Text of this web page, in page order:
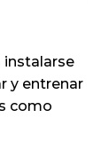
instalarse
y entrenar
como